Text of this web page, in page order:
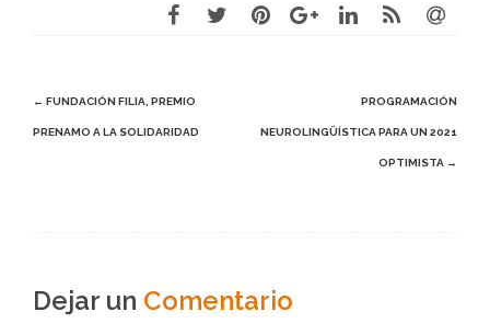
Post
navigation
← FUNDACIÓN FILIA, PREMIO
PRENAMO A LA SOLIDARIDAD
PROGRAMACIÓN
NEUROLINGÜÍSTICA PARA UN 2021
OPTIMISTA →
Dejar un Comentario